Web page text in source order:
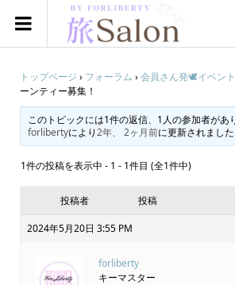
トップページ › フォーラム › 会員さん発🕊️イベン
ーンティー募集！
このトピックには1件の返信、1人の参加者があ
forlibertyにより2年、 2ヶ月前に更新されました
1件の投稿を表示中 - 1 - 1件目 (全1件中)
投稿者 投稿
2024年5月20日 3:55 PM
forliberty
キーマスター